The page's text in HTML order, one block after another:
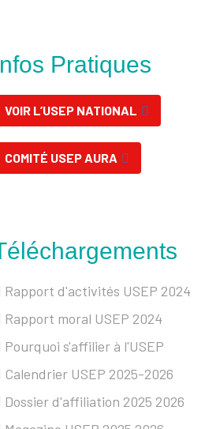
Pratiques
VOIR L’USEP NATIONAL
COMITÉ USEP AURA
Rapport d'activités USEP 2024
Rapport moral USEP 2024
Pourquoi s'affilier à l'USEP
Calendrier USEP 2025-2026
Dossier d'affiliation 2025 2026